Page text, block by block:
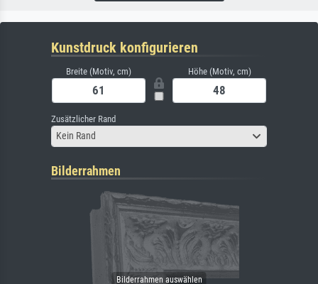
Kunstdruck konfigurieren
Breite (Motiv, cm) Höhe (Motiv, cm)
Zusätzlicher Rand
Kein Rand
Bilderrahmen